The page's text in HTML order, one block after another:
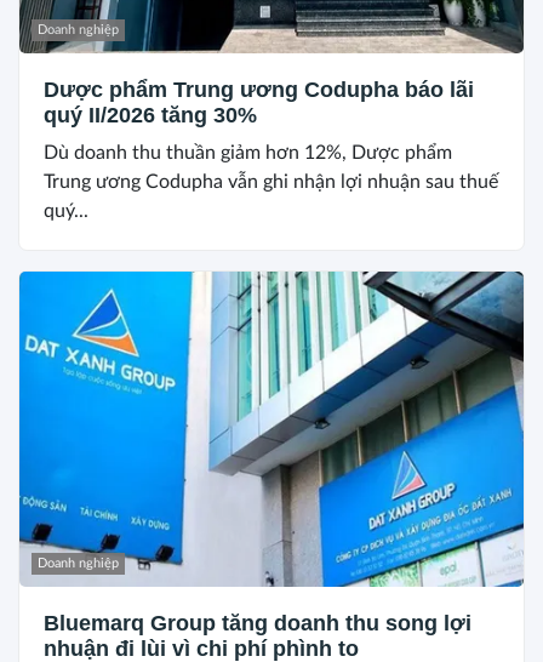
Doanh nghiệp
Dược phẩm Trung ương Codupha báo lãi
quý II/2026 tăng 30%
Dù doanh thu thuần giảm hơn 12%, Dược phẩm
Trung ương Codupha vẫn ghi nhận lợi nhuận sau thuế
quý...
Doanh nghiệp
Bluemarq Group tăng doanh thu song lợi
nhuận đi lùi vì chi phí phình to